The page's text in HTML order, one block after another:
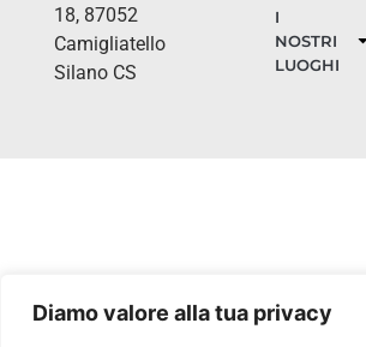
Diamo valore alla tua privacy
18, 87052
Camigliatello
Silano CS
I
NOSTRI
LUOGHI